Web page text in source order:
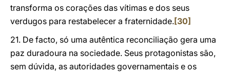
transforma os corações das vítimas e dos seus
verdugos para restabelecer a fraternidade.[30]
21. De facto, só uma autêntica reconciliação gera uma
paz duradoura na sociedade. Seus protagonistas são,
sem dúvida, as autoridades governamentais e os